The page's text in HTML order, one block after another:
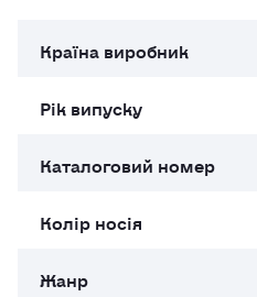
Країна виробник
Рік випуску
Каталоговий номер
Колір носія
Жанр